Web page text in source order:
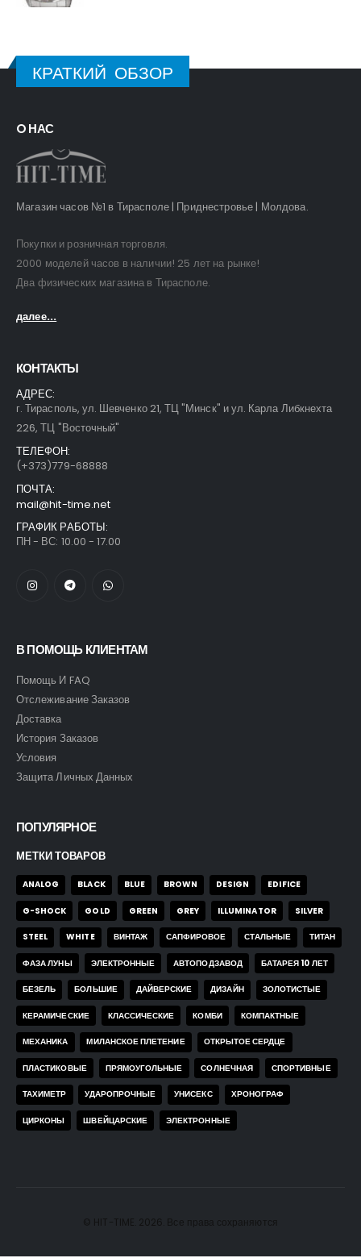
КРАТКИЙ ОБЗОР
O НАС
Магазин часов №1 в Тирасполе | Приднестровье | Молдова.
Покупки и розничная торговля.
2000 моделей часов в наличии! 25 лет на рынке!
Два физических магазина в Тирасполе.
далее...
КОНТАКТЫ
АДРЕС:
г. Тирасполь, ул. Шевченко 21, ТЦ "Минск" и ул. Карла Либкнехта
226, ТЦ "Восточный"
ТЕЛЕФОН:
(+373)779-68888
ПОЧТА:
mail@hit-time.net
ГРАФИК РАБОТЫ:
ПН - ВС: 10.00 - 17.00
В ПОМОЩЬ КЛИЕНТАМ
Помощь И FAQ
Отслеживание Заказов
Доставка
История Заказов
Условия
Защита Личных Данных
ПОПУЛЯРНОЕ
МЕТКИ ТОВАРОВ
ANALOG BLACK BLUE BROWN DESIGN EDIFICE
G-SHOCK GOLD GREEN GREY ILLUMINATOR SILVER
STEEL WHITE ВИНТАЖ САПФИРОВОЕ СТАЛЬНЫЕ ТИТАН
ФАЗА ЛУНЫ ЭЛЕКТРОННЫЕ АВТОПОДЗАВОД БАТАРЕЯ 10 ЛЕТ
БЕЗЕЛЬ БОЛЬШИЕ ДАЙВЕРСКИЕ ДИЗАЙН ЗОЛОТИСТЫЕ
КЕРАМИЧЕСКИЕ КЛАССИЧЕСКИЕ КОМБИ КОМПАКТНЫЕ
МЕХАНИКА МИЛАНСКОЕ ПЛЕТЕНИЕ ОТКРЫТОЕ СЕРДЦЕ
ПЛАСТИКОВЫЕ ПРЯМОУГОЛЬНЫЕ СОЛНЕЧНАЯ СПОРТИВНЫЕ
ТАХИМЕТР УДАРОПРОЧНЫЕ УНИСЕКС ХРОНОГРАФ
ЦИРКОНЫ ШВЕЙЦАРСКИЕ ЭЛЕКТРОННЫЕ
© HIT-TIME. 2026. Все права сохраняются